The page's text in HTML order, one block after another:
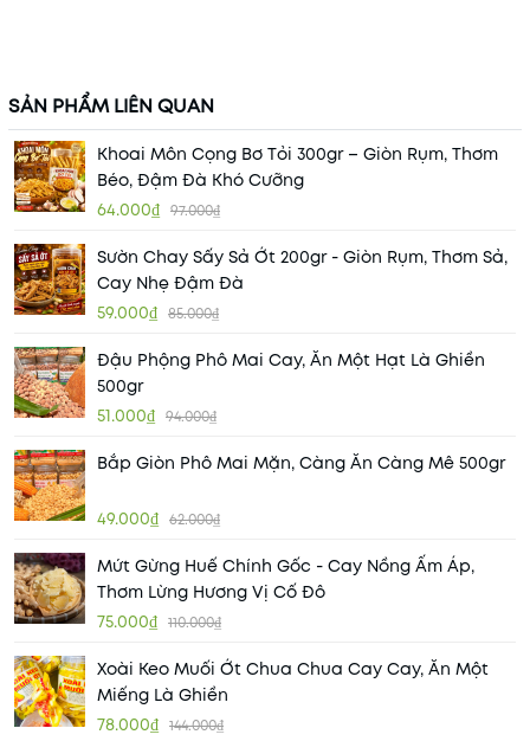
SẢN PHẨM LIÊN QUAN
Khoai Môn Cọng Bơ Tỏi 300gr – Giòn Rụm, Thơm
Béo, Đậm Đà Khó Cưỡng
64.000₫ 97.000₫
Sườn Chay Sấy Sả Ớt 200gr - Giòn Rụm, Thơm Sả,
Cay Nhẹ Đậm Đà
59.000₫ 85.000₫
Đậu Phộng Phô Mai Cay, Ăn Một Hạt Là Ghiền
500gr
51.000₫ 94.000₫
Bắp Giòn Phô Mai Mặn, Càng Ăn Càng Mê 500gr
49.000₫ 62.000₫
Mứt Gừng Huế Chính Gốc - Cay Nồng Ấm Áp,
Thơm Lừng Hương Vị Cố Đô
75.000₫ 110.000₫
Xoài Keo Muối Ớt Chua Chua Cay Cay, Ăn Một
Miếng Là Ghiền
78.000₫ 144.000₫